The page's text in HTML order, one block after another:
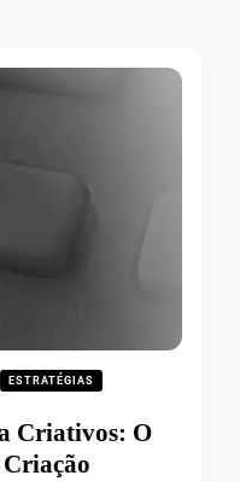
ESTRATÉGIAS
Criativos: O